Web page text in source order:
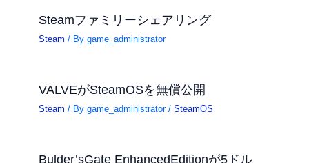
Steamファミリーシェアリング
Steam / Bygame_administrator
VALVEがSteamOSを無償公開
Steam / Bygame_administrator/SteamOS
Bulder’sGate EnhancedEditionが5ドル